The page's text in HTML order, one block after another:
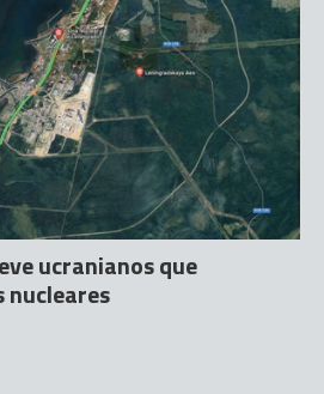
ucranianos que